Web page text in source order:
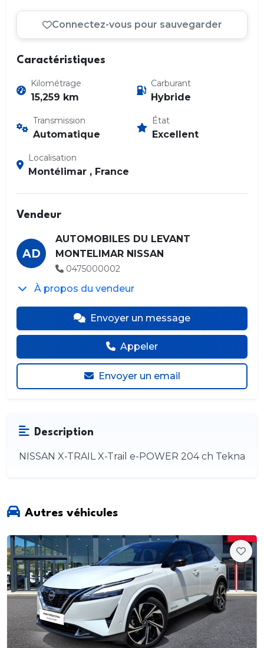
Connectez-vous pour sauvegarder
Caractéristiques
Kilométrage
15,259 km
Carburant
Hybride
Transmission
Automatique
État
Excellent
Localisation
Montélimar , France
Vendeur
AD
AUTOMOBILES DU LEVANT
MONTELIMAR NISSAN
0475000002
À propos du vendeur
Envoyer un message
Appeler
Envoyer un email
Description
NISSAN X-TRAIL X-Trail e-POWER 204 ch Tekna
Autres véhicules